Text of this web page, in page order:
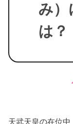
み）
は？
天武天皇の在位